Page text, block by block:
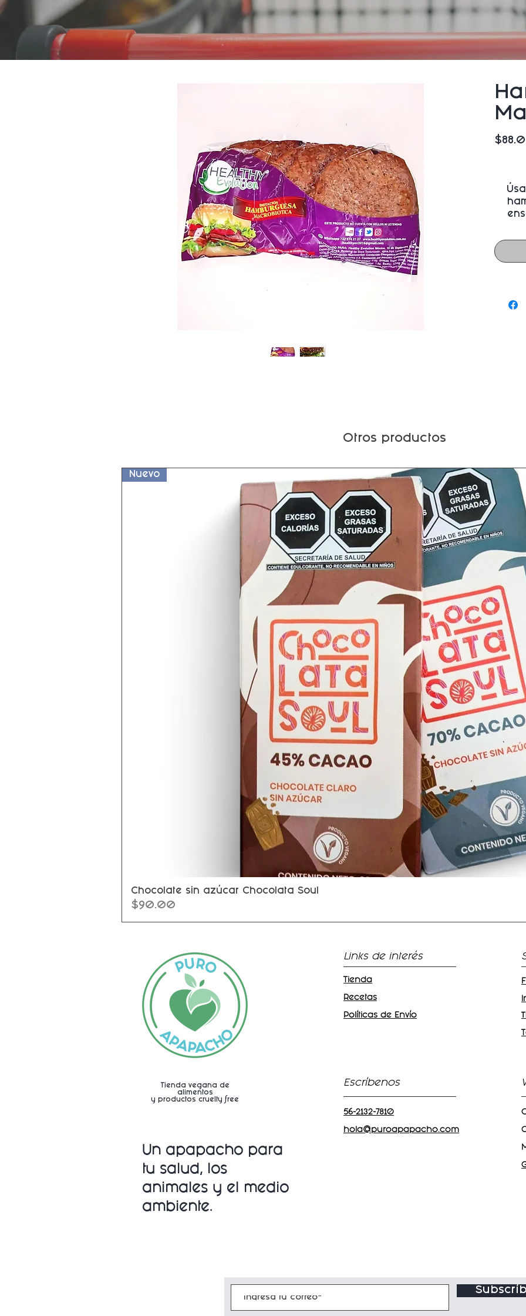
Otros productos
Nuevo
Chocolate sin azúcar Chocolata Soul
Precio
$90.00
Tienda vegana de
alimentos
y productos cruelty free
Un apapacho para
tu salud, los
animales y el medio
ambiente.
Links de interés
Tienda
Recetas
Políticas de Envío
Escríbenos
56-2132-7810
hola@puroapapacho.com